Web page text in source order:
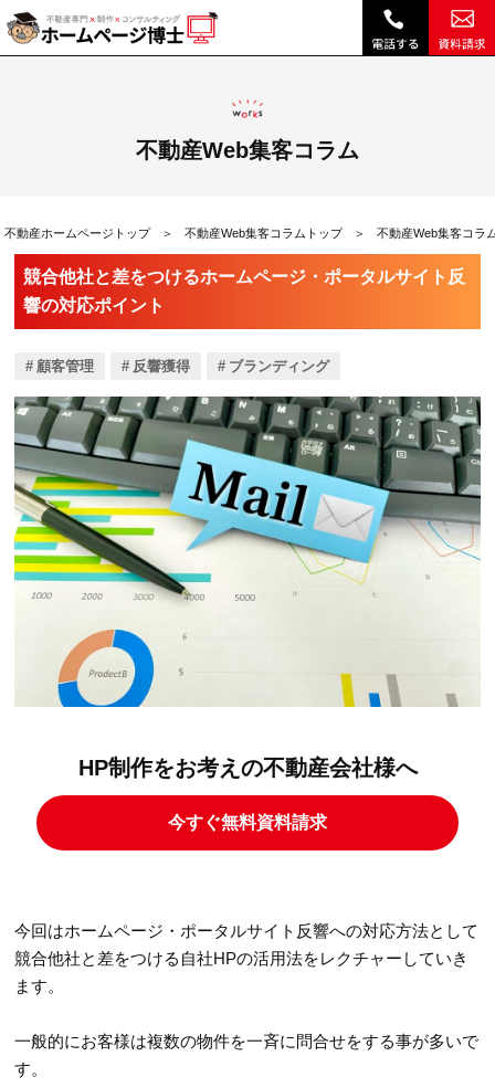
他社と差をつけるホームページ・ポータルサイト反響の対応ポイント|不動産Web集客コラム｜不動産ホームページ制作、不動産SEOは博士ドットコム
不動産Web集客コラム
不動産ホームページトップ 不動産Web集客コラムトップ 不動産Web集客コラ
競合他社と差をつけるホームページ・ポータルサイト反
響の対応ポイント
顧客管理 反響獲得 ブランディング
HP制作をお考えの不動産会社様へ
今すぐ無料資料請求
今回はホームページ・ポータルサイト反響への対応方法として
競合他社と差をつける自社HPの活用法をレクチャーしていき
ます。
一般的にお客様は複数の物件を一斉に問合せをする事が多いで
す。